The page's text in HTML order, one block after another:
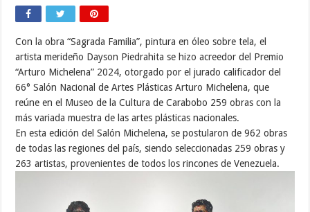
Con la obra “Sagrada Familia”, pintura en óleo sobre tela, el
artista merideño Dayson Piedrahita se hizo acreedor del Premio
“Arturo Michelena” 2024, otorgado por el jurado calificador del
66° Salón Nacional de Artes Plásticas Arturo Michelena, que
reúne en el Museo de la Cultura de Carabobo 259 obras con la
más variada muestra de las artes plásticas nacionales.
En esta edición del Salón Michelena, se postularon de 962 obras
de todas las regiones del país, siendo seleccionadas 259 obras y
263 artistas, provenientes de todos los rincones de Venezuela.